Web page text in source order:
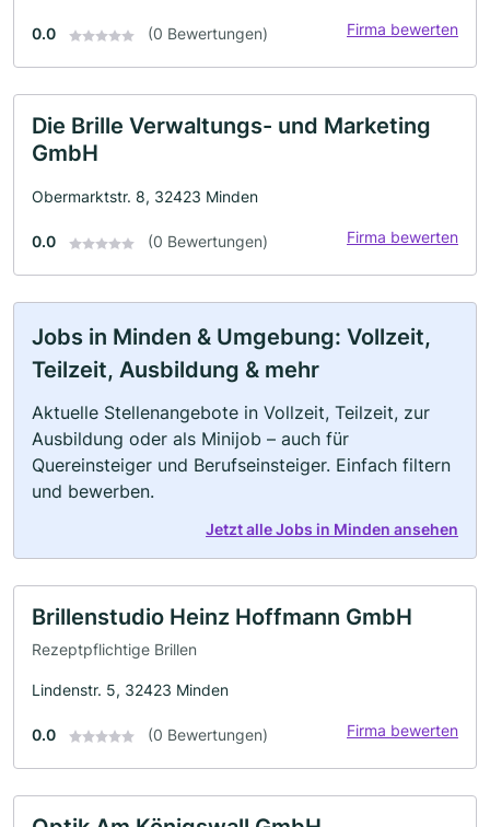
0.0 (0 Bewertungen) Firma bewerten
Die Brille Verwaltungs- und Marketing
GmbH
Obermarktstr. 8, 32423 Minden
0.0 (0 Bewertungen) Firma bewerten
Jobs in Minden & Umgebung: Vollzeit,
Teilzeit, Ausbildung & mehr
Aktuelle Stellenangebote in Vollzeit, Teilzeit, zur
Ausbildung oder als Minijob – auch für
Quereinsteiger und Berufseinsteiger. Einfach filtern
und bewerben.
Jetzt alle Jobs in Minden ansehen
Brillenstudio Heinz Hoffmann GmbH
Rezeptpflichtige Brillen
Lindenstr. 5, 32423 Minden
0.0 (0 Bewertungen) Firma bewerten